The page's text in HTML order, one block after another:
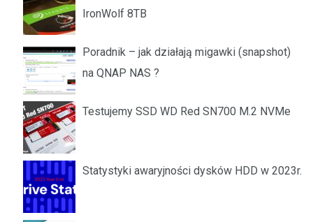
IronWolf 8TB
Poradnik – jak działają migawki (snapshot)
na QNAP NAS ?
Testujemy SSD WD Red SN700 M.2 NVMe
Statystyki awaryjności dysków HDD w 2023r.